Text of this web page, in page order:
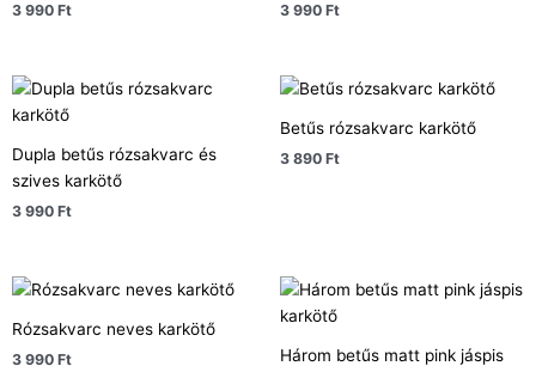
3 990 Ft 3 990 Ft
Dupla betűs rózsakvarc és
szives karkötő
3 990 Ft
Betűs rózsakvarc karkötő
3 890 Ft
Rózsakvarc neves karkötő
3 990 Ft
Három betűs matt pink jáspis